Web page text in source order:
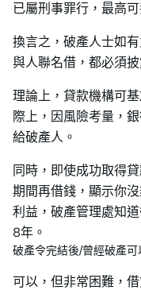
已屬刑事罪行，最高可
換言之，破產人士如
與人聯名借，都必須
理論上，貸款機構可
際上，因風險考量，
給破產人。
同時，即使成功取得
期間再借錢，顯示你
利益，破產管理處知
8年。
破產令完結後/曾經破產可
可以，但非常困難，